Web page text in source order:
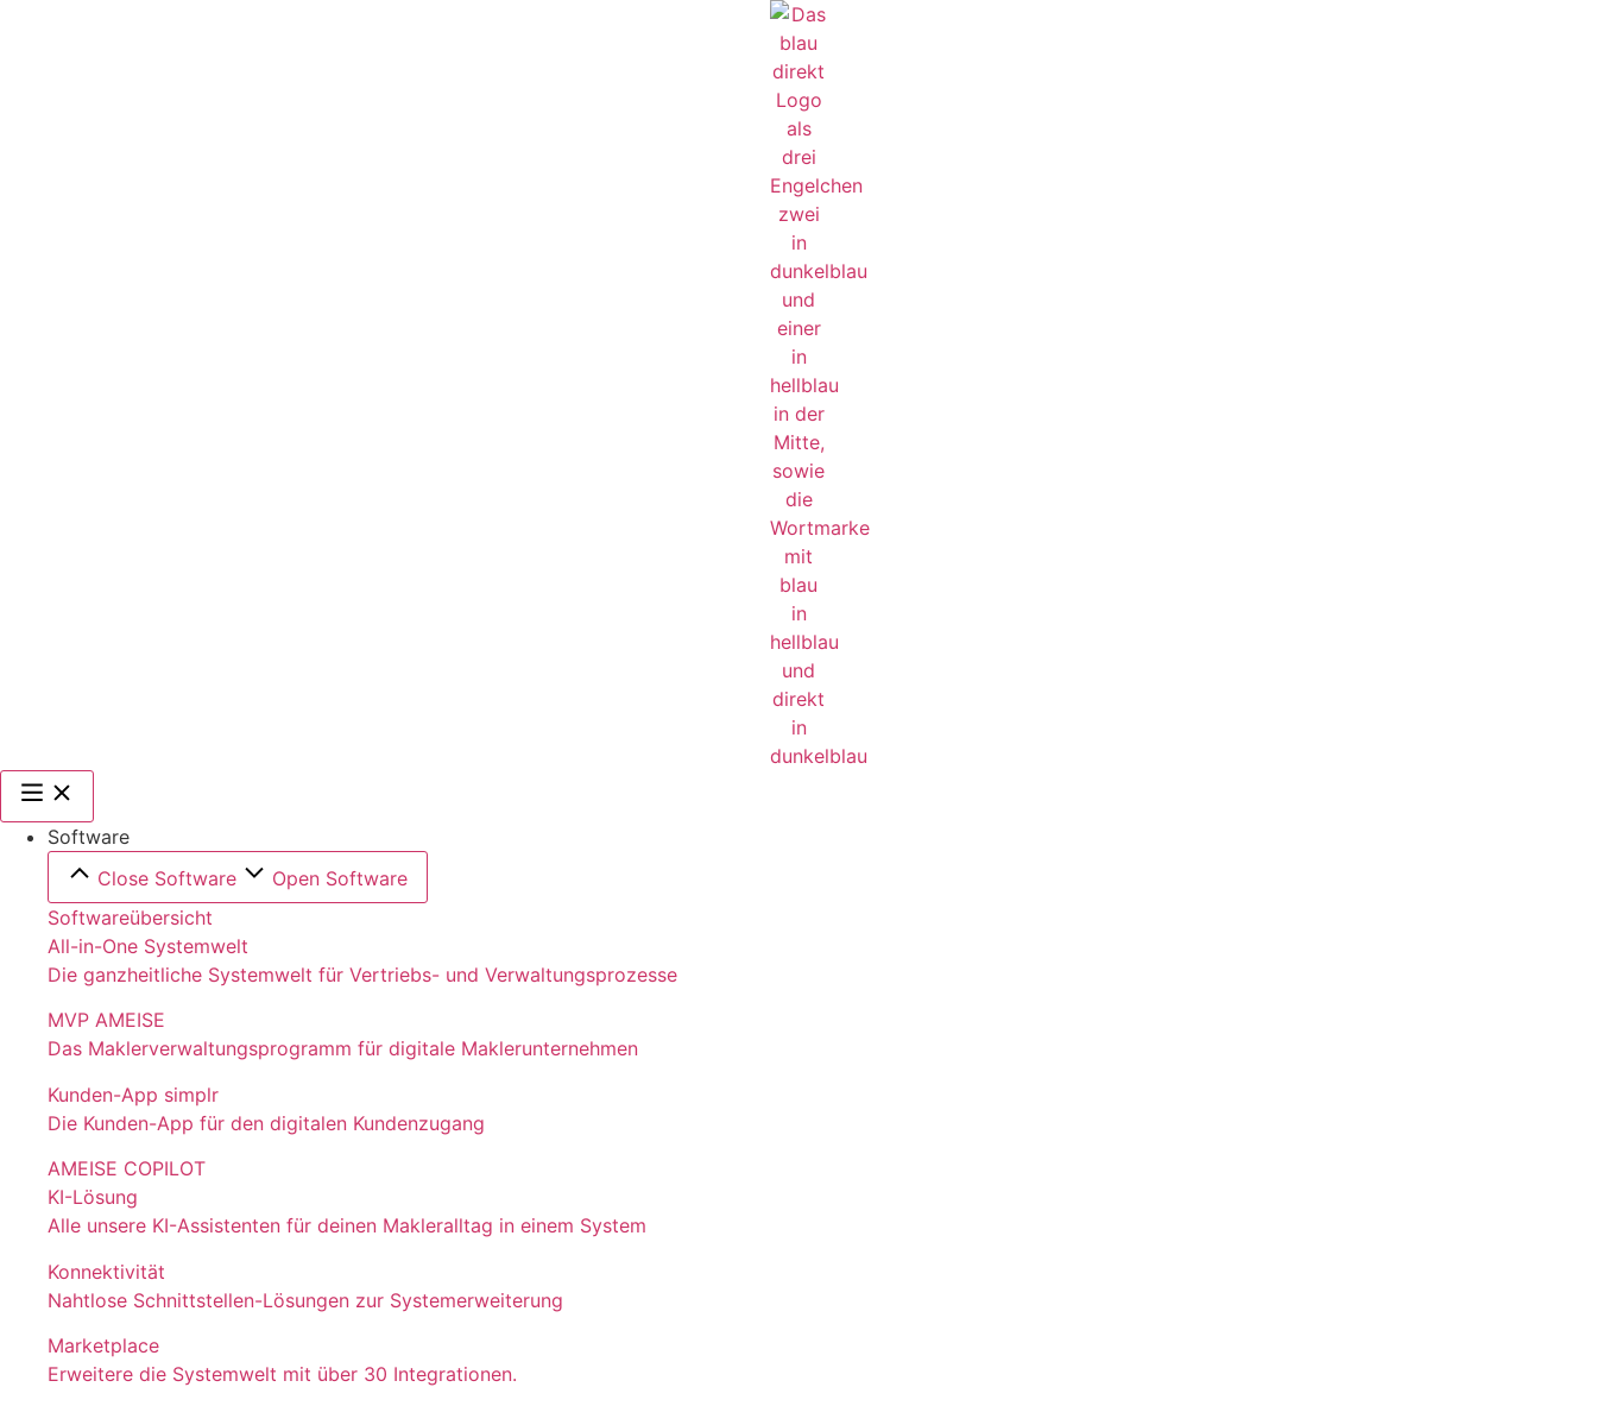
Software
Close Software
Open Software
Softwareübersicht
All-in-One Systemwelt
Die ganzheitliche Systemwelt für Vertriebs- und Verwaltungsprozesse
MVP AMEISE
Das Maklerverwaltungsprogramm für digitale Maklerunternehmen
Kunden-App simplr
Die Kunden-App für den digitalen Kundenzugang
AMEISE COPILOT
KI-Lösung
Alle unsere KI-Assistenten für deinen Makleralltag in einem System
Konnektivität
Nahtlose Schnittstellen-Lösungen zur Systemerweiterung
Marketplace
Erweitere die Systemwelt mit über 30 Integrationen.